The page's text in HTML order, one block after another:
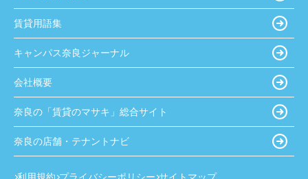
賃貸用語集
キャンパス奈良ジャーナル
会社概要
奈良の「賃貸のマサキ」総合サイト
奈良の店舗・テナントナビ